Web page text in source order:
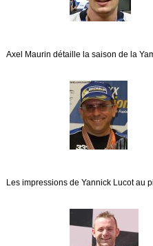
Axel Maurin détaille la saison de la
Les impressions de Yannick Lucot au